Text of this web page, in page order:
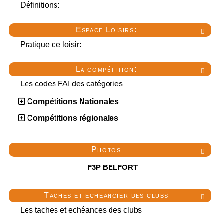
Définitions:

Espace Loisirs:
Pratique de loisir:

La compétition:
Les codes FAI des catégories
Compétitions Nationales
Compétitions régionales

Photos
F3P BELFORT

Taches et echéancier des clubs
Les taches et echéances des clubs